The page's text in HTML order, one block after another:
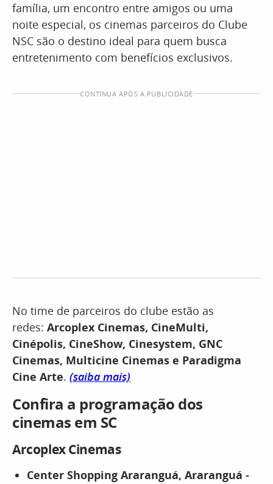
família, um encontro entre amigos ou uma
noite especial, os cinemas parceiros do Clube
NSC são o destino ideal para quem busca
entretenimento com benefícios exclusivos.
CONTINUA APÓS A PUBLICIDADE
No time de parceiros do clube estão as
redes: Arcoplex Cinemas, CineMulti,
Cinépolis, CineShow, Cinesystem, GNC
Cinemas, Multicine Cinemas e Paradigma
Cine Arte. (saiba mais)
Confira a programação dos
cinemas em SC
Arcoplex Cinemas
Center Shopping Araranguá, Araranguá -